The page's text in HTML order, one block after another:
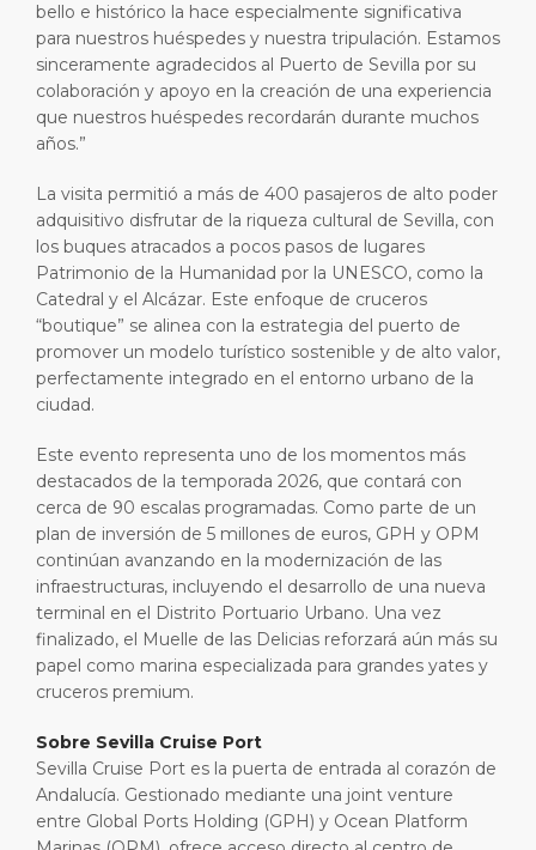
bello e histórico la hace especialmente significativa
para nuestros huéspedes y nuestra tripulación. Estamos
sinceramente agradecidos al Puerto de Sevilla por su
colaboración y apoyo en la creación de una experiencia
que nuestros huéspedes recordarán durante muchos
años.”
La visita permitió a más de 400 pasajeros de alto poder
adquisitivo disfrutar de la riqueza cultural de Sevilla, con
los buques atracados a pocos pasos de lugares
Patrimonio de la Humanidad por la UNESCO, como la
Catedral y el Alcázar. Este enfoque de cruceros
“boutique” se alinea con la estrategia del puerto de
promover un modelo turístico sostenible y de alto valor,
perfectamente integrado en el entorno urbano de la
ciudad.
Este evento representa uno de los momentos más
destacados de la temporada 2026, que contará con
cerca de 90 escalas programadas. Como parte de un
plan de inversión de 5 millones de euros, GPH y OPM
continúan avanzando en la modernización de las
infraestructuras, incluyendo el desarrollo de una nueva
terminal en el Distrito Portuario Urbano. Una vez
finalizado, el Muelle de las Delicias reforzará aún más su
papel como marina especializada para grandes yates y
cruceros premium.
Sobre Sevilla Cruise Port
Sevilla Cruise Port es la puerta de entrada al corazón de
Andalucía. Gestionado mediante una joint venture
entre Global Ports Holding (GPH) y Ocean Platform